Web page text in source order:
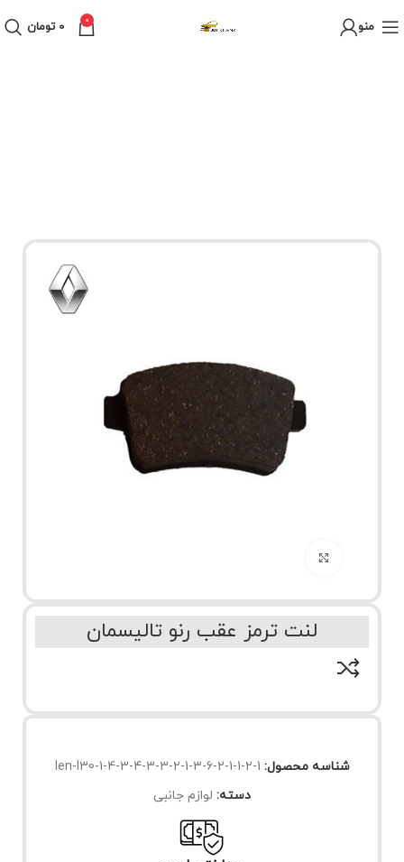
منو 0
0 تومان
لنت ترمز عقب رنو تالیسمان
شناسه محصول: len-l30-1-4-3-4-3-3-2-1-3-6-2-1-1-2-1
دسته: لوازم جانبی